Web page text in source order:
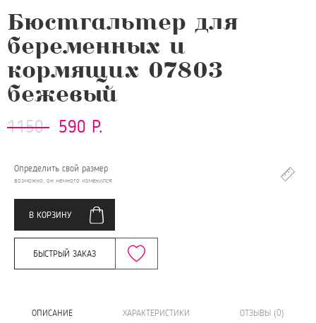
Бюстгальтер для
беременных и
кормящих 07803
бежевый
1150 590 Р.
Определить свой размер
возможно, он немного изменился
В КОРЗИНУ
БЫСТРЫЙ ЗАКАЗ
ОПИСАНИЕ ХАРАКТЕРИСТИКИ ОТЗЫВЫ (0)